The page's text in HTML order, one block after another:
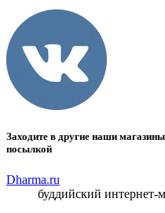
Заходите в другие наши
посылкой
Dharma.ru
буддийский интернет-